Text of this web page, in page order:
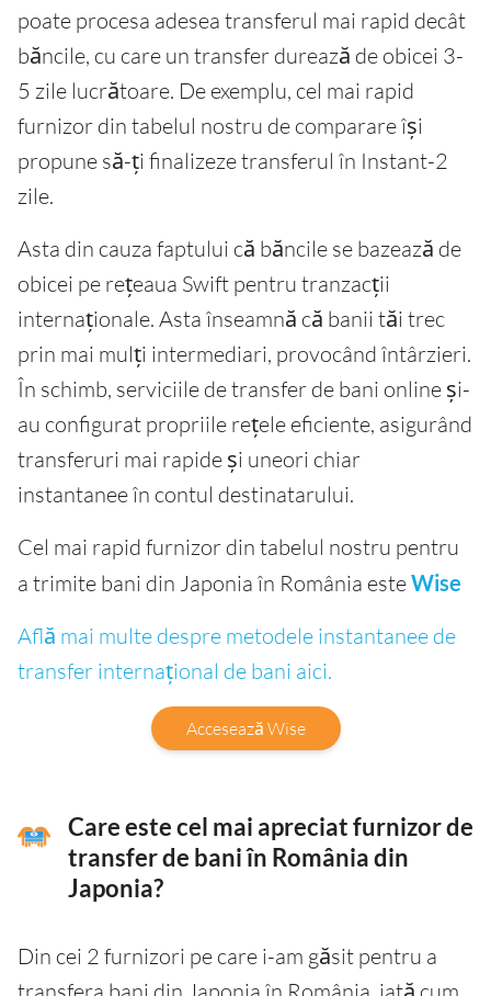
poate procesa adesea transferul mai rapid decât
băncile, cu care un transfer durează de obicei 3-
5 zile lucrătoare. De exemplu, cel mai rapid
furnizor din tabelul nostru de comparare își
propune să-ți finalizeze transferul în Instant-2
zile.
Asta din cauza faptului că băncile se bazează de
obicei pe rețeaua Swift pentru tranzacții
internaționale. Asta înseamnă că banii tăi trec
prin mai mulți intermediari, provocând întârzieri.
În schimb, serviciile de transfer de bani online și-
au configurat propriile rețele eficiente, asigurând
transferuri mai rapide și uneori chiar
instantanee în contul destinatarului.
Cel mai rapid furnizor din tabelul nostru pentru
a trimite bani din Japonia în România esteWise
Află mai multe despre metodele instantanee de
transfer internațional de bani aici.
Accesează Wise
Care este cel mai apreciat furnizor de
transfer de bani în România din
Japonia?
Din cei 2 furnizori pe care i-am găsit pentru a